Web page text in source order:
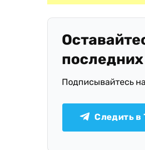
Подписывайтесь
Следить в